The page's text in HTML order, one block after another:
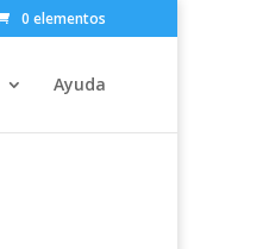
0 elementos
Ayuda